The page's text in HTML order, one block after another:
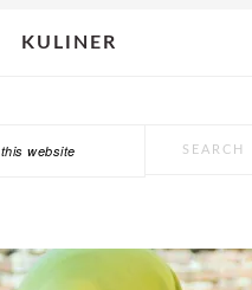
KULINER